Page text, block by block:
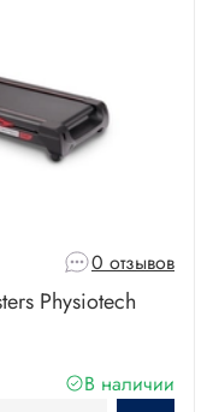
0 отзывов
Physiotech
В наличии